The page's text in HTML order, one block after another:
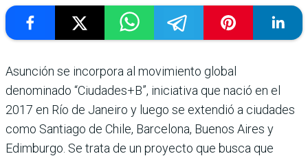
Asunción se incorpora al movimiento global
denominado “Ciudades+B”, iniciativa que nació en el
2017 en Río de Janeiro y luego se extendió a ciudades
como Santiago de Chile, Barcelona, Buenos Aires y
Edimburgo. Se trata de un proyecto que busca que